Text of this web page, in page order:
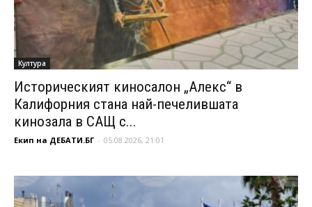
Култура
Историческият киносалон „Алекс“ в
Калифорния стана най-печелившата
кинозала в САЩ с...
Екип на ДЕБАТИ.БГ - 05.08.2026, 21:01